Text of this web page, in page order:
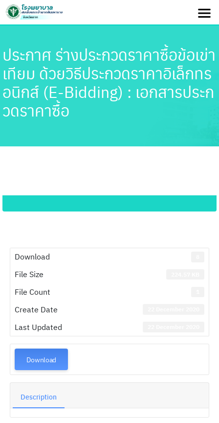
ประกาศ ร่างประกวดราคาซื้อข้อเข่า
เทียม ด้วยวิธีประกวดราคาอิเล็กทร
อนิกส์ (e-Bidding) : เอกสารประก
วดราคาซื้อ
Download
File Size
File Count
Create Date
Last Updated
Download
Description